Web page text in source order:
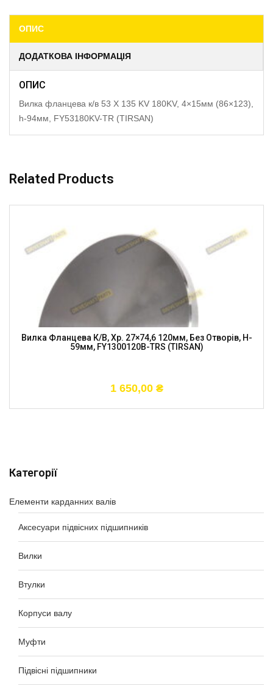
Категорії
Елементи карданних валів
Аксесуари підвісних підшипників
Вилки
Втулки
Корпуси валу
Муфти
Підвісні підшипники
ОПИС
ДОДАТКОВА ІНФОРМАЦІЯ
ОПИС
Вилка фланцева к/в 53 X 135 KV 180KV, 4×15мм (86×123),
h-94мм, FY53180KV-TR (TIRSAN)
Related Products
Вилка Фланцева К/в, Хр. 27×74,6 120мм, Без Отворів, H-
59мм, FY1300120B-TRS (TIRSAN)
1 650,00 ₴